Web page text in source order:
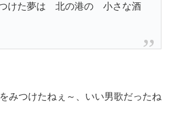
けた夢は 北の港の 小さな酒
みつけたねぇ～、いい男歌だったね